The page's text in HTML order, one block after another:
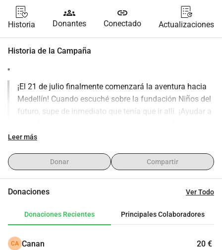
Historia
groups
Donantes
link
Conectado Actualizaciones
Historia de la Campaña
"
¡El 21 de julio finalmente comenzará la aventura hacia
Medellín! Cuando escuché sobre la fundación Niños del
futuro, supe de inmediato que tenía que ir allí. ¡Ayudar a
mejor! ¡Pasar mi profesión y además en español, debía
ayuda! Para un futuro mejor, se necesitan materiales
educativos, como tijeras, peines, capas de peluquería, ¡y
fundación Niños del futuro te estamos enormemente
agradecidos!
"
Leer más
Donar Compartir
Donaciones Ver Todo
Donaciones Recientes Principales Colaboradores
CA Canan 20 €